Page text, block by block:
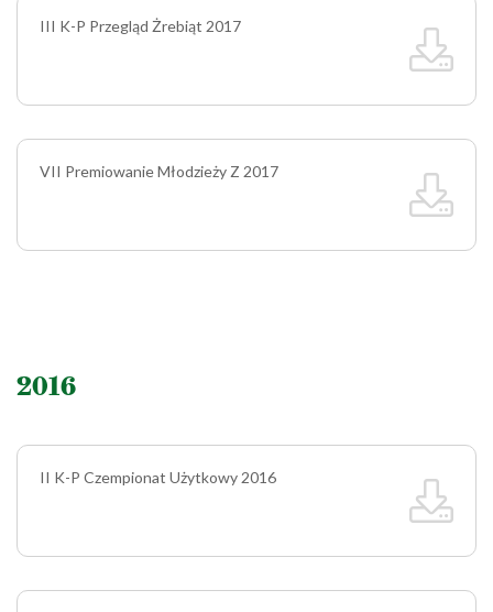
III K-P Przegląd Żrebiąt 2017
VII Premiowanie Młodzieży Z 2017
2016
II K-P Czempionat Użytkowy 2016